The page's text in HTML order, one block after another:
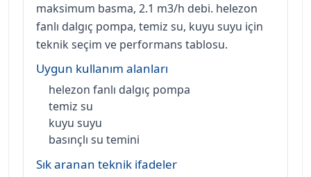
maksimum basma, 2.1 m3/h debi. helezon
fanlı dalgıç pompa, temiz su, kuyu suyu için
teknik seçim ve performans tablosu.
Uygun kullanım alanları
helezon fanlı dalgıç pompa
temiz su
kuyu suyu
basınçlı su temini
Sık aranan teknik ifadeler